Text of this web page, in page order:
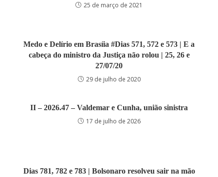
25 de março de 2021
Medo e Delírio em Brasíia #Dias 571, 572 e 573 | E a
cabeça do ministro da Justiça não rolou | 25, 26 e
27/07/20
29 de julho de 2020
II – 2026.47 – Valdemar e Cunha, união sinistra
17 de julho de 2026
Dias 781, 782 e 783 | Bolsonaro resolveu sair na mão